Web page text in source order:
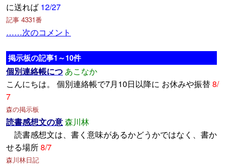
に送れば 12/27
記事 4331番
……次のコメント
掲示板の記事1～10件
個別連絡帳につ あこなか
こんにちは。 個別連絡帳で7月10日以降に お休みや振替8/
7
森の掲示板
読書感想文の意森川林
読書感想文は、書く意味があるかどうかではなく、書か
せる場所8/7
森川林日記